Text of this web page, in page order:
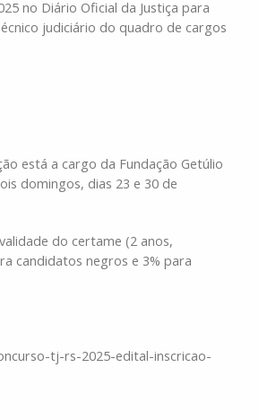
no Diário Oficial da Justiça para
judiciário do quadro de cargos
está a cargo da Fundação Getúlio
domingos, dias 23 e 30 de
do certame (2 anos,
candidatos negros e 3% para
tj-rs-2025-edital-inscricao-